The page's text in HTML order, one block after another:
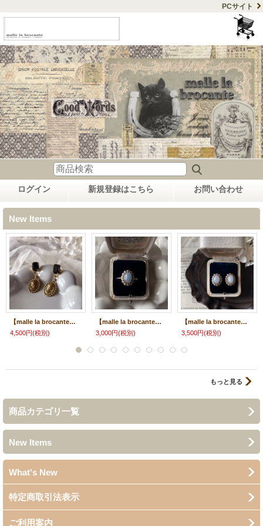
PCサイト
ログイン 新規登録はこちら お問い合わせ
New Items
【malle la brocante】ヴィンテージグラスストーンとゴールドカメオのクラシカルピアス/痛みにくいイヤリング
4,500円(税別)
【malle la brocante】エンジェライトとヴィンテージパールのオーバルリング/金属アレルギー対応
3,000円(税別)
【malle la brocante】エンジェライトとヴィンテージパールのオーバルピアス/痛みにくいイヤリング
3,500円(税別)
もっと見る
商品カテゴリ一覧
New Items
What's New
特定商取引法表示
ご利用案内